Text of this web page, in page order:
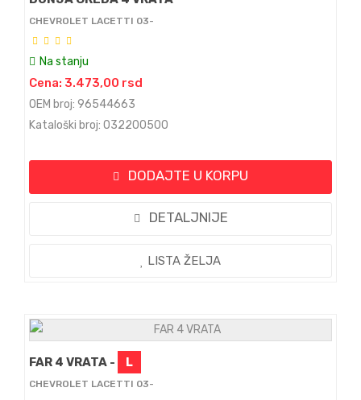
CHEVROLET LACETTI 03-
Na stanju
Cena: 3.473,00 rsd
OEM broj: 96544663
Kataloški broj: 032200500
DODAJTE U KORPU
DETALJNIJE
LISTA ŽELJA
FAR 4 VRATA - L
CHEVROLET LACETTI 03-